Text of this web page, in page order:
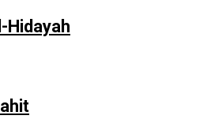
Hidayah